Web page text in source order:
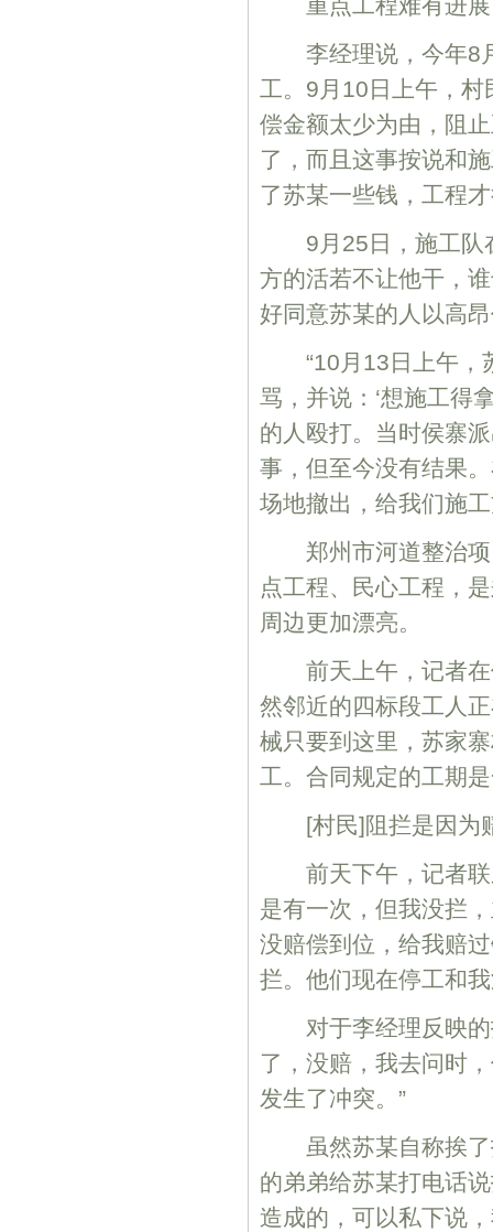
李经理说，今年8月
工。9月10日上午，
偿金额太少为由，阻
了，而且这事按说和
了苏某一些钱，工程
9月25日，施工队在
方的活若不让他干，
好同意苏某的人以高
“10月13日上午，
骂，并说：‘想施工得
的人殴打。当时侯寨
事，但至今没有结果
场地撤出，给我们施
郑州市河道整治项
点工程、民心工程，
周边更加漂亮。
前天上午，记者在
然邻近的四标段工人
械只要到这里，苏家
工。合同规定的工期
[村民]阻拦是因为
前天下午，记者联
是有一次，但我没拦
没赔偿到位，给我赔
拦。他们现在停工和
对于李经理反映的
了，没赔，我去问时
发生了冲突。”
虽然苏某自称挨了
的弟弟给苏某打电话
造成的，可以私下说